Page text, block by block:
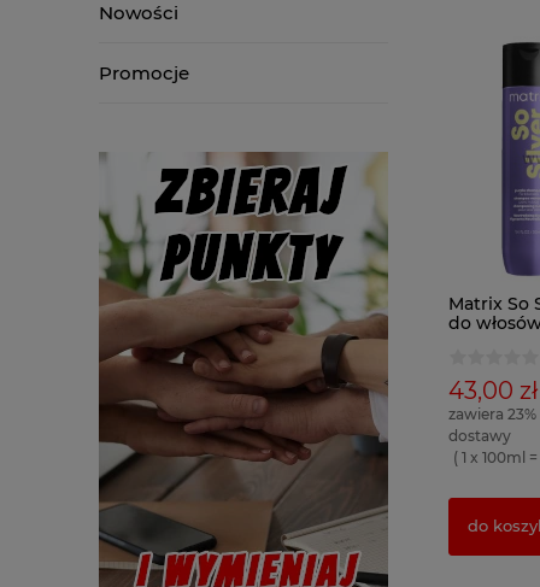
Nowości
Promocje
Matrix So
do
43,00 zł
zawiera
dostawy
( 1 x 100ml =
do